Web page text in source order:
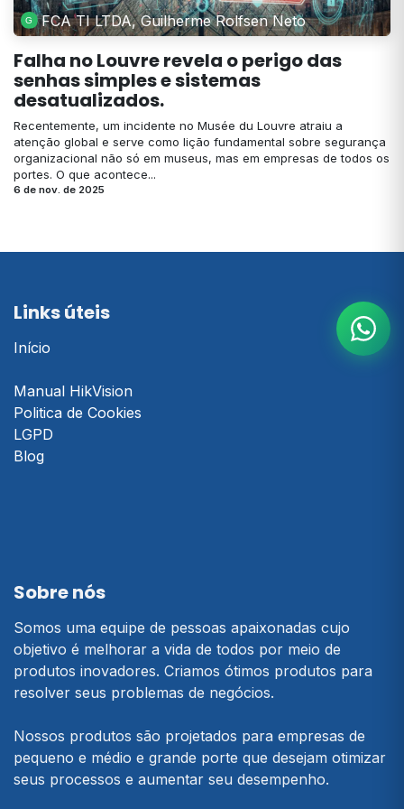
FCA TI LTDA, Guilherme Rolfsen Neto
Falha no Louvre revela o perigo das
senhas simples e sistemas
desatualizados.
Recentemente, um incidente no Musée du Louvre atraiu a
atenção global e serve como lição fundamental sobre segurança
organizacional não só em museus, mas em empresas de todos os
portes. O que acontece...
6 de nov. de 2025
Links úteis
Início
Manual HikVision
Politica de Cookies
LGPD
Blog
Sobre nós
Somos uma equipe de pessoas apaixonadas cujo
objetivo é melhorar a vida de todos por meio de
produtos inovadores. Criamos ótimos produtos para
resolver seus problemas de negócios.
Nossos produtos são projetados para empresas de
pequeno e médio e grande porte que desejam otimizar
seus processos e aumentar seu desempenho.